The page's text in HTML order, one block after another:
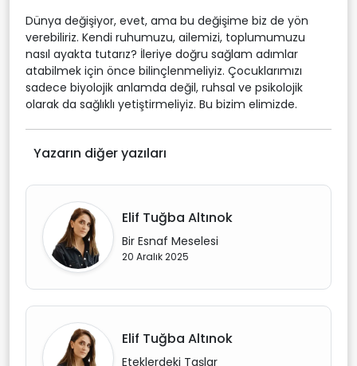
Dünya değişiyor, evet, ama bu değişime biz de yön
verebiliriz. Kendi ruhumuzu, ailemizi, toplumumuzu
nasıl ayakta tutarız? İleriye doğru sağlam adımlar
atabilmek için önce bilinçlenmeliyiz. Çocuklarımızı
sadece biyolojik anlamda değil, ruhsal ve psikolojik
olarak da sağlıklı yetiştirmeliyiz. Bu bizim elimizde.
Yazarın diğer yazıları
Elif Tuğba Altınok
Bir Esnaf Meselesi
20 Aralık 2025
Elif Tuğba Altınok
Eteklerdeki Taşlar